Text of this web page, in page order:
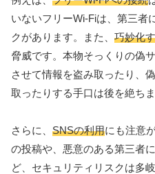
いないフリーWi-Fiは、第三者
クがあります。また、 巧妙化
脅威です。本物そっくりの偽
させて情報を盗み取ったり、
取ったりする手口は後を絶ちま
さらに、 SNSの利用にも注意
の投稿や、悪意のある第三者
ど、セキュリティリスクは多